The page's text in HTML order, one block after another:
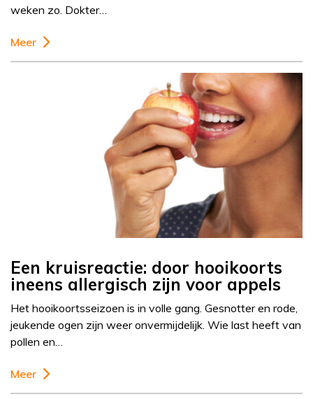
weken zo. Dokter…
Meer
Een kruisreactie: door hooikoorts
ineens allergisch zijn voor appels
Het hooikoortsseizoen is in volle gang. Gesnotter en rode,
jeukende ogen zijn weer onvermijdelijk. Wie last heeft van
pollen en…
Meer